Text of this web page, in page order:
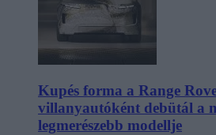
Kupés forma a Range
villanyautóként debütál a
legmerészebb modellje